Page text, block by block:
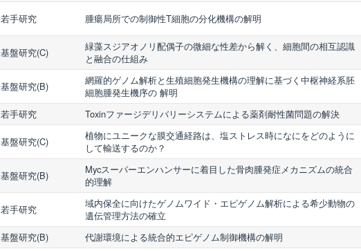
若手研究 腫瘍局所での制御性T細胞の分化機構の解明
基盤研究(C)
緑藻スジアオノリ配偶子の微細な性差から解く、細胞間の相互認識
と融合の仕組み
基盤研究(B)
網羅的ゲノム解析と生殖細胞発生機構の理解に基づく中枢神経系胚
細胞腫発生機序の 解明
若手研究 Toxinファージデリバリーシステムによる薬剤耐性菌問題の解決
基盤研究(C)
植物にユニークな膜交通経路は、塩ストレス時になにをどのように
して輸送するのか？
基盤研究(B)
Mycスーパーエンハンサーに着目した骨肉腫発症メカニズムの統合
的理解
若手研究
域内保全に向けたゲノムワイド・エピゲノム解析による希少動物の
遺伝管理方法の確立
基盤研究(B) 代謝環境による統合的エピゲノム制御機構の解明